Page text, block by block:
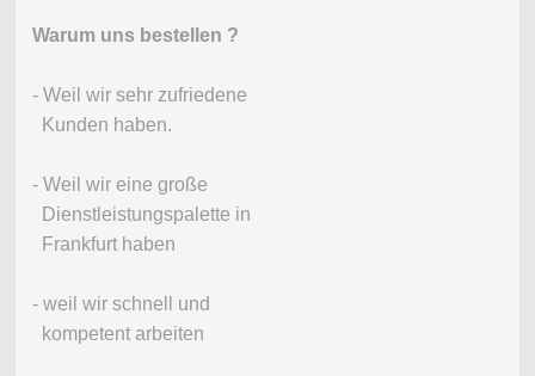
Warum uns bestellen ?
- Weil wir sehr zufriedene
Kunden haben.
- Weil wir eine große
Dienstleistungspalette in
Frankfurt haben
- weil wir schnell und
kompetent arbeiten